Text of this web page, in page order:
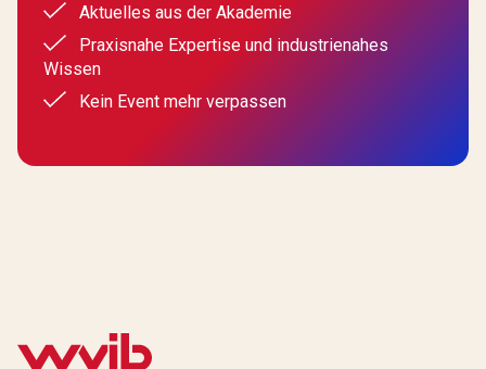
Aktuelles aus der Akademie
Praxisnahe Expertise und industrienahes
Wissen
Kein Event mehr verpassen